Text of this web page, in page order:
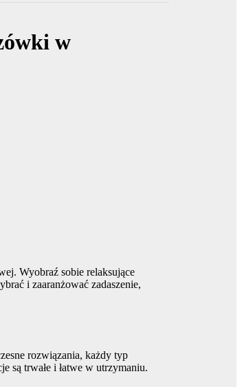
w
Wyobraź sobie relaksujące
i zaaranżować zadaszenie,
rozwiązania, każdy typ
są trwałe i łatwe w utrzymaniu.